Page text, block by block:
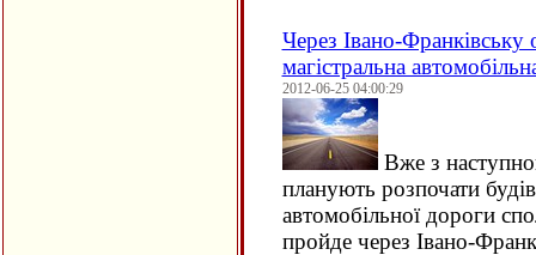
Через Івано-Франківську
магістральна
2012-06-25 04:00:29
Вже з
планують розпочати
автомобільної дороги
пройде через Івано-